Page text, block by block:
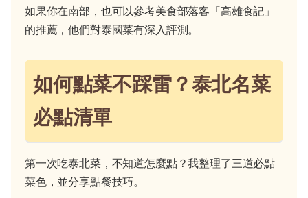
如果你在南部，也可以參考美食部落客「高雄食記」
的推薦，他們對泰國菜有深入評測。
如何點菜不踩雷？泰北名菜
必點清單
第一次吃泰北菜，不知道怎麼點？我整理了三道必點
菜色，並分享點餐技巧。